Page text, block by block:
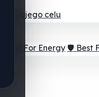
twojego celu
⚡ Best For Energy 🛡️ Best